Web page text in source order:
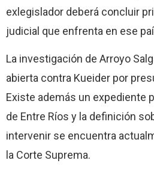
exlegislador deberá concluir
judicial que enfrenta en ese
La investigación de Arroyo
abierta contra Kueider por
Existe además un expediente
de Entre Ríos y la definición
intervenir se encuentra
la Corte Suprema.